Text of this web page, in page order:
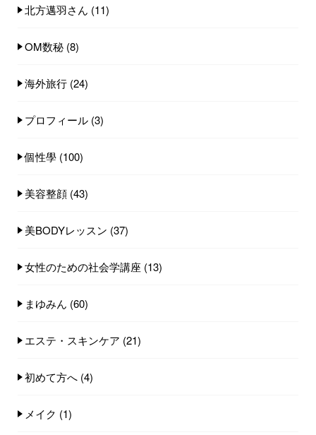
北方邁羽さん (11)
OM数秘 (8)
海外旅行 (24)
プロフィール (3)
個性學 (100)
美容整顔 (43)
美BODYレッスン (37)
女性のための社会学講座 (13)
まゆみん (60)
エステ・スキンケア (21)
初めて方へ (4)
メイク (1)